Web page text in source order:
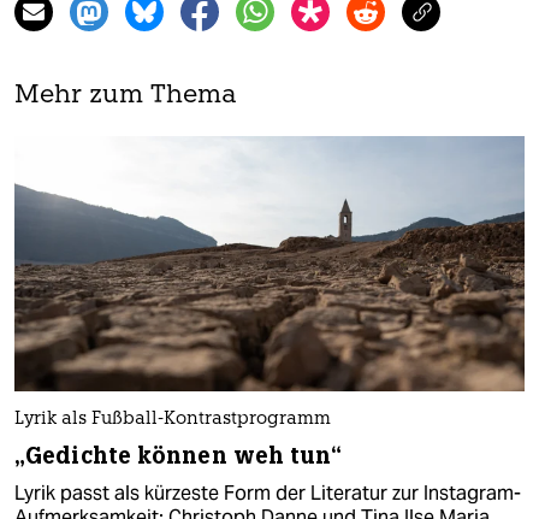
Mehr zum Thema
Lyrik als Fußball-Kontrastprogramm
„Gedichte können weh tun“
Lyrik passt als kürzeste Form der Literatur zur Instagram-